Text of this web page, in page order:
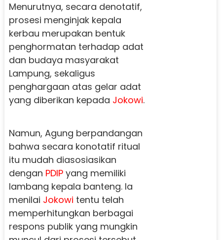
Menurutnya, secara denotatif,
prosesi menginjak kepala
kerbau merupakan bentuk
penghormatan terhadap adat
dan budaya masyarakat
Lampung, sekaligus
penghargaan atas gelar adat
yang diberikan kepada Jokowi.
Namun, Agung berpandangan
bahwa secara konotatif ritual
itu mudah diasosiasikan
dengan PDIPyang memiliki
lambang kepala banteng. Ia
menilai Jokowi tentu telah
memperhitungkan berbagai
respons publik yang mungkin